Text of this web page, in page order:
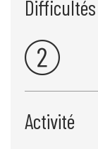
Difficultés
Activité